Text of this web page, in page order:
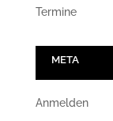
Termine
META
Anmelden